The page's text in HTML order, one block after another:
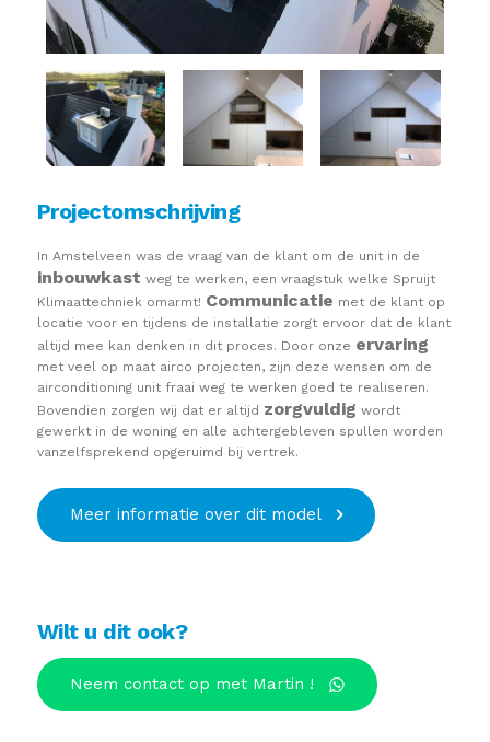
Projectomschrijving
In Amstelveen was de vraag van de klant om de unit in de
inbouwkast weg te werken, een vraagstuk welke Spruijt
Klimaattechniek omarmt! Communicatie met de klant op
locatie voor en tijdens de installatie zorgt ervoor dat de klant
altijd mee kan denken in dit proces. Door onze ervaring
met veel op maat airco projecten, zijn deze wensen om de
airconditioning unit fraai weg te werken goed te realiseren.
Bovendien zorgen wij dat er altijd zorgvuldig wordt
gewerkt in de woning en alle achtergebleven spullen worden
vanzelfsprekend opgeruimd bij vertrek.
Meer informatie over dit model
Wilt u dit ook?
Neem contact op met Martin !